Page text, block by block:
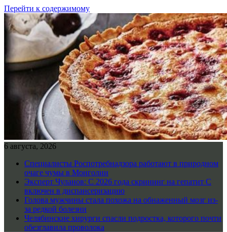
Перейти к содержимому
6 августа, 2026
Специалисты Роспотребнадзора работают в природном
очаге чумы в Монголии
Эксперт Чуланов: С 2026 года скрининг на гепатит С
включен в диспансеризацию
Голова мужчины стала похожа на обнаженный мозг из-
за редкой болезни
Челябинские хирурги спасли подростка, которого почти
обезглавила проволока